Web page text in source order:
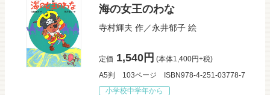
海の女王のわな
寺村輝夫 作／永井郁子 絵
定価 1,540円 (本体1,400円+税)
A5判
103ページ
ISBN978-4-251-03778-7
小学校中学年から